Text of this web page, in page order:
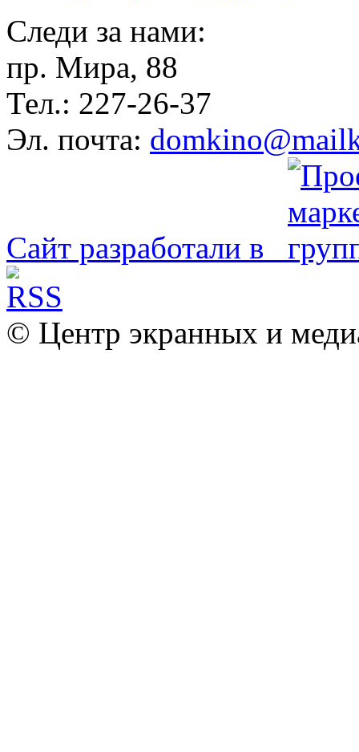
Следи за нами:
пр. Мира, 88
Тел.: 227-26-37
Эл. почта:
Сайт разработали в
© Центр экранных и